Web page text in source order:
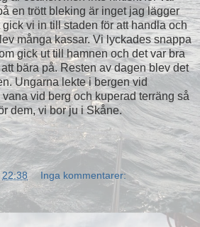
en trött bleking är inget jag lägger
vi in till staden för att handla och
många kassar. Vi lyckades snappa
gick ut till hamnen och det var bra
bära på. Resten av dagen blev det
Ungarna lekte i bergen vid
vid berg och kuperad terräng så
dem, vi bor ju i Skåne.
22:38 Inga kommentarer: